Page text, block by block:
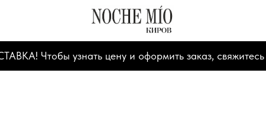
Чтобы узнать цену и оформить заказ,